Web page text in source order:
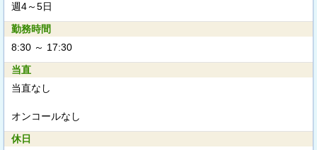
週4～5日
勤務時間
8:30 ～ 17:30
当直
当直なし
オンコールなし
休日